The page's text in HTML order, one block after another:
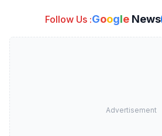
Follow Us :Google News
Advertisement